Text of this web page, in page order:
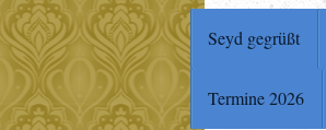
Seyd gegrüßt
Termine 2026